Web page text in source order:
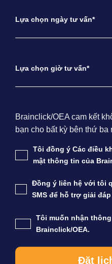
Lựa chọn ngày tư vấn*
Lựa chọn giờ tư vấn*
Brainclick/OEA cam kết
bạn cho bất kỳ bên thứ ba
Tôi đồng ý Các điều
mật thông tin của
Đồng ý liên hệ với tôi
SMS để hỗ trợ giải
Tôi muốn nhận
Brainclick/OEA.